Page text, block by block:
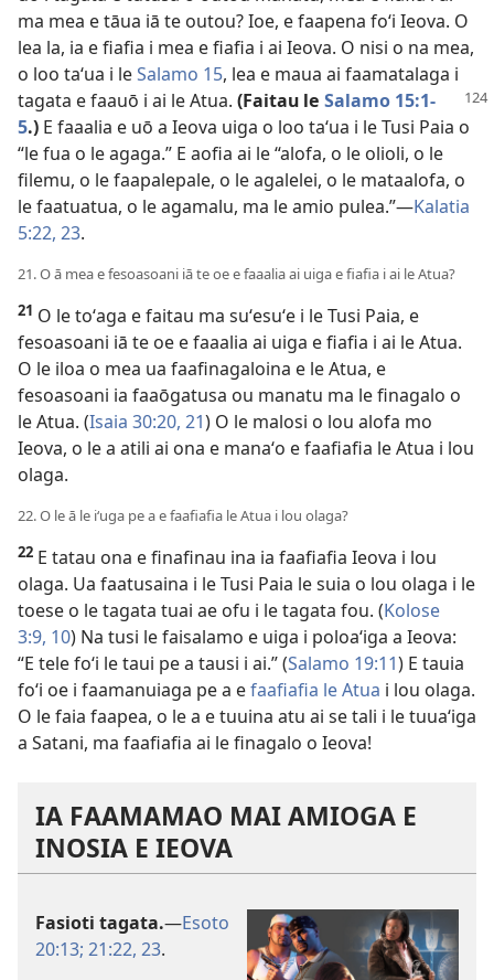
ma mea e tāua iā te outou? Ioe, e faapena foʻi Ieova. O
lea la, ia e fiafia i mea e fiafia i ai Ieova. O nisi o na mea,
o loo taʻua i leSalamo 15, lea e maua ai faamatalaga i
tagata efaauō i ai le Atua. (Faitau le Salamo 15:1-
5.) E faaalia e uō a Ieova uiga o loo taʻua i le Tusi Paia o
“le fua o le agaga.” E aofia ai le “alofa, o le olioli, o le
filemu, o le faapalepale, o le agalelei, o le mataalofa, o
le faatuatua, o le agamalu, ma le amio pulea.”—Kalatia
5:22, 23.
21. O ā mea e fesoasoani iā te oe e faaalia ai uiga e fiafia i ai le Atua?
21 O le toʻaga e faitau ma suʻesuʻe i le Tusi Paia, e
fesoasoani iā te oe e faaalia ai uiga e fiafia i ai le Atua.
O le iloa o mea ua faafinagaloina e le Atua, e
fesoasoani ia faaōgatusa ou manatu ma le finagalo o
le Atua. (Isaia 30:20, 21) O le malosi o lou alofa mo
Ieova, o le a atili ai ona e manaʻo e faafiafia le Atua i lou
olaga.
22. O le ā le iʻuga pe a e faafiafia le Atua i lou olaga?
22 E tatau ona e finafinau ina ia faafiafia Ieova i lou
olaga. Ua faatusaina i le Tusi Paia le suia o lou olaga i le
toese o le tagata tuai ae ofu i le tagata fou. (Kolose
3:9, 10) Na tusi le faisalamo e uiga i poloaʻiga a Ieova:
“E tele foʻi le taui pe a tausi i ai.” (Salamo 19:11) E tauia
foʻi oe i faamanuiaga pe a efaafiafia le Atua i lou olaga.
O le faia faapea, o le a e tuuina atu ai se tali i le tuuaʻiga
a Satani, ma faafiafia ai le finagalo o Ieova!
IA FAAMAMAO MAI AMIOGA E
INOSIA E IEOVA
Fasioti tagata.—Esoto
20:13; 21:22, 23.